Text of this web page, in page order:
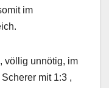
im
völlig unnötig, im
mit 1:3 ,